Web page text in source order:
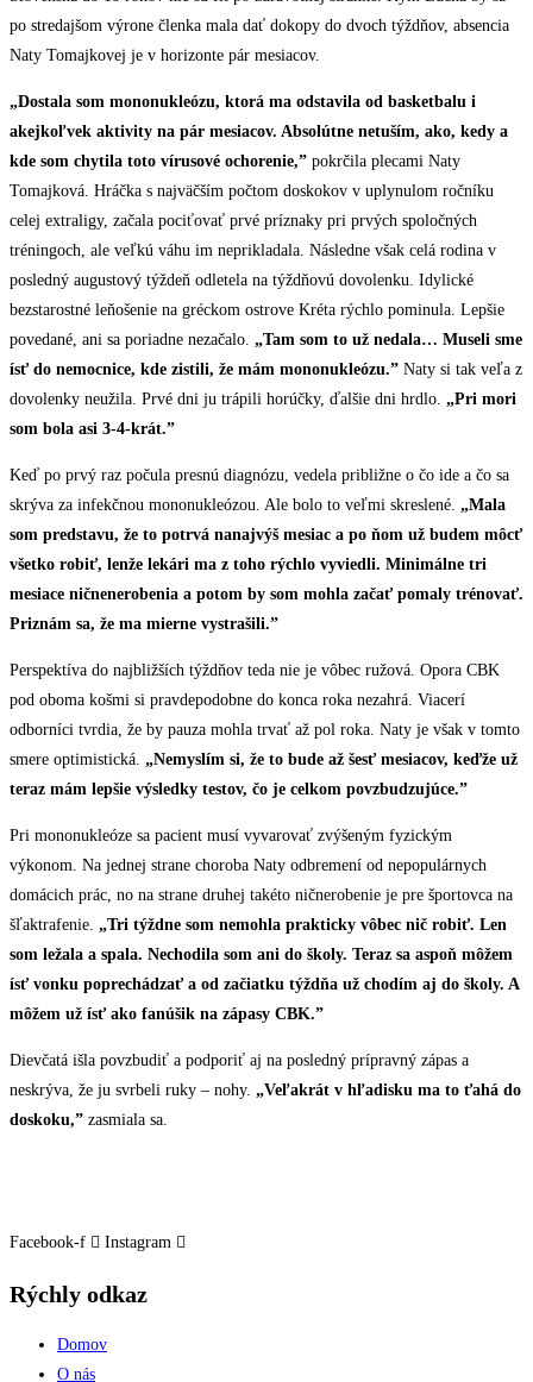
po stredajšom výrone členka mala dať dokopy do dvoch týždňov, absencia
Naty Tomajkovej je v horizonte pár mesiacov.
„Dostala som mononukleózu, ktorá ma odstavila od basketbalu i
akejkoľvek aktivity na pár mesiacov. Absolútne netuším, ako, kedy a
kde som chytila toto vírusové ochorenie,” pokrčila plecami Naty
Tomajková. Hráčka s najväčším počtom doskokov v uplynulom ročníku
celej extraligy, začala pociťovať prvé príznaky pri prvých spoločných
tréningoch, ale veľkú váhu im neprikladala. Následne však celá rodina v
posledný augustový týždeň odletela na týždňovú dovolenku. Idylické
bezstarostné leňošenie na gréckom ostrove Kréta rýchlo pominula. Lepšie
povedané, ani sa poriadne nezačalo. „Tam som to už nedala… Museli sme
ísť do nemocnice, kde zistili, že mám mononukleózu.” Naty si tak veľa z
dovolenky neužila. Prvé dni ju trápili horúčky, ďalšie dni hrdlo. „Pri mori
som bola asi 3-4-krát.”
Keď po prvý raz počula presnú diagnózu, vedela približne o čo ide a čo sa
skrýva za infekčnou mononukleózou. Ale bolo to veľmi skreslené. „Mala
som predstavu, že to potrvá nanajvýš mesiac a po ňom už budem môcť
všetko robiť, lenže lekári ma z toho rýchlo vyviedli. Minimálne tri
mesiace ničnenerobenia a potom by som mohla začať pomaly trénovať.
Priznám sa, že ma mierne vystrašili.”
Perspektíva do najbližších týždňov teda nie je vôbec ružová. Opora CBK
pod oboma košmi si pravdepodobne do konca roka nezahrá. Viacerí
odborníci tvrdia, že by pauza mohla trvať až pol roka. Naty je však v tomto
smere optimistická. „Nemyslím si, že to bude až šesť mesiacov, keďže už
teraz mám lepšie výsledky testov, čo je celkom povzbudzujúce.”
Pri mononukleóze sa pacient musí vyvarovať zvýšeným fyzickým
výkonom. Na jednej strane choroba Naty odbremení od nepopulárnych
domácich prác, no na strane druhej takéto ničnerobenie je pre športovca na
šľaktrafenie. „Tri týždne som nemohla prakticky vôbec nič robiť. Len
som ležala a spala. Nechodila som ani do školy. Teraz sa aspoň môžem
ísť vonku poprechádzať a od začiatku týždňa už chodím aj do školy. A
môžem už ísť ako fanúšik na zápasy CBK.”
Dievčatá išla povzbudiť a podporiť aj na posledný prípravný zápas a
neskrýva, že ju svrbeli ruky – nohy. „Veľakrát v hľadisku ma to ťahá do
doskoku,” zasmiala sa.
Facebook-f Instagram
Rýchly odkaz
Domov
O nás